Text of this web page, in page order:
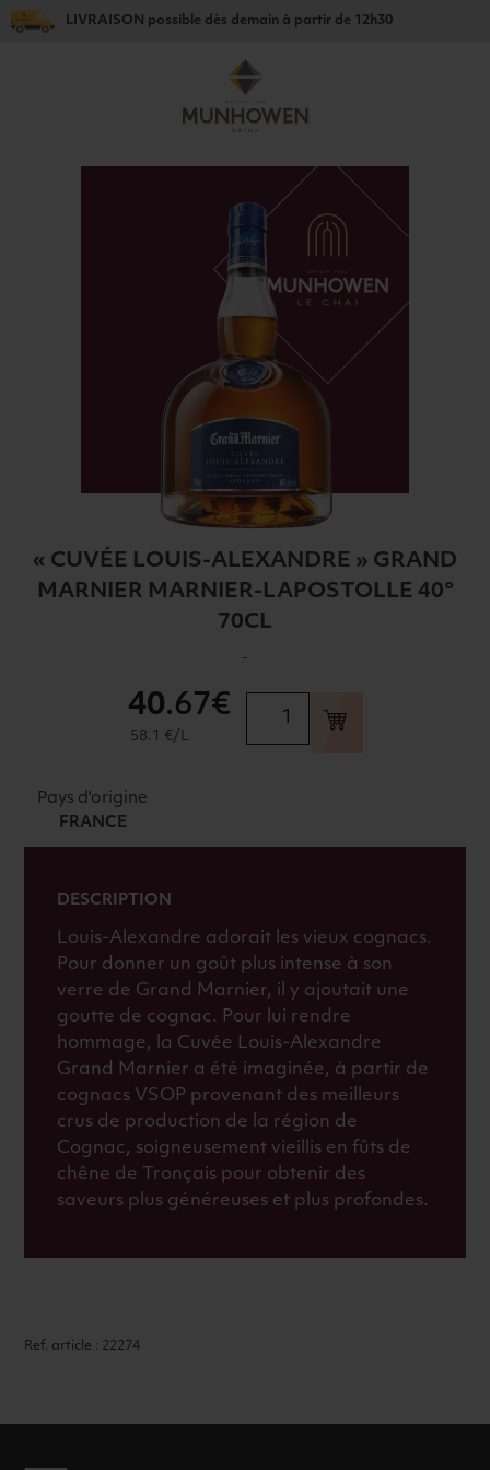
LIVRAISON possible dès demain à partir de 12h30
« CUVÉE LOUIS-ALEXANDRE » GRAND
MARNIER MARNIER-LAPOSTOLLE 40°
70CL
-
40°
70CL
40.67€
58.1 €/L
Pays d'origine
FRANCE
DESCRIPTION
Louis-Alexandre adorait les vieux cognacs.
Pour donner un goût plus intense à son
verre de Grand Marnier, il y ajoutait une
goutte de cognac. Pour lui rendre
hommage, la Cuvée Louis-Alexandre
Grand Marnier a été imaginée, à partir de
cognacs VSOP provenant des meilleurs
crus de production de la région de
Cognac, soigneusement vieillis en fûts de
chêne de Tronçais pour obtenir des
saveurs plus généreuses et plus profondes.
Ref. article : 22274